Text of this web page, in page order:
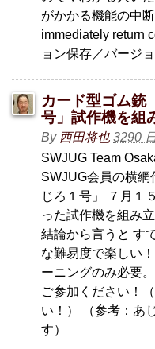
がかかる機能の中
immediately return
ョン保存／バージ
カード型ゴム銃
号」試作機を組
By 西田将也 3290
SWJUG Team
SWJUG会員の横網
じろ１号」 ７月１
った試作機を組み
結論から言うと す
な難易度で楽しい
ーニングのみ必要
ご参加ください！
い！） （参考：あ
す）